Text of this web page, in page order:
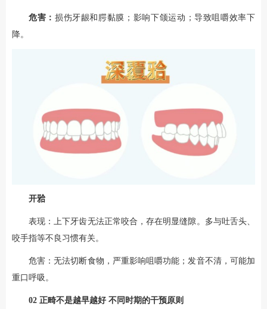
危害： 损伤牙龈和腭黏膜；影响下颌运动；导致咀嚼效率下
降。
开𬌗
表现：上下牙齿无法正常咬合，存在明显缝隙。多与吐舌头、
咬手指等不良习惯有关。
危害：无法切断食物，严重影响咀嚼功能；发音不清，可能加
重口呼吸。
02 正畸不是越早越好 不同时期的干预原则